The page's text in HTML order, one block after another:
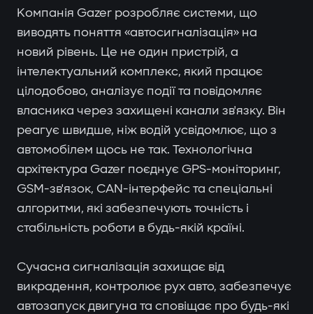
Компанія Gazer розробляє системи, що
виводять поняття «автосигналізація» на
новий рівень. Це не один пристрій, а
інтелектуальний комплекс, який працює
цілодобово, аналізує події та повідомляє
власника через захищені канали зв'язку. Він
реагує швидше, ніж водій усвідомлює, що з
автомобілем щось не так. Технологічна
архітектура Gazer поєднує GPS-моніторинг,
GSM-зв'язок, CAN-інтерфейс та спеціальні
алгоритми, які забезпечують точність і
стабільність роботи в будь-якій країні.
Сучасна сигналізація захищає від
викрадення, контролює рух авто, забезпечує
автозапуск двигуна та сповіщає про будь-які